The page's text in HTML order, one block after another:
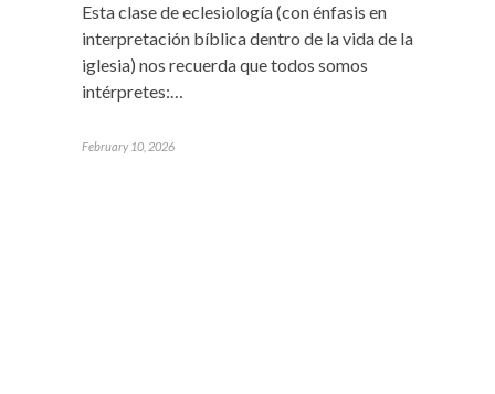
Esta clase de eclesiología (con énfasis en
interpretación bíblica dentro de la vida de la
iglesia) nos recuerda que todos somos
intérpretes:…
February 10, 2026